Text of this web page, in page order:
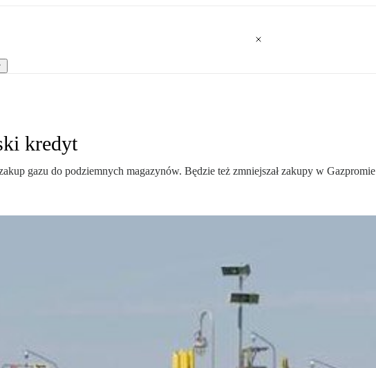
kredyt
gazu do podziemnych magazynów. Będzie też zmniejszał zakupy w Gazpromie